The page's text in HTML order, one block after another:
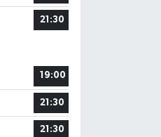
21:30
19:00
21:30
21:30